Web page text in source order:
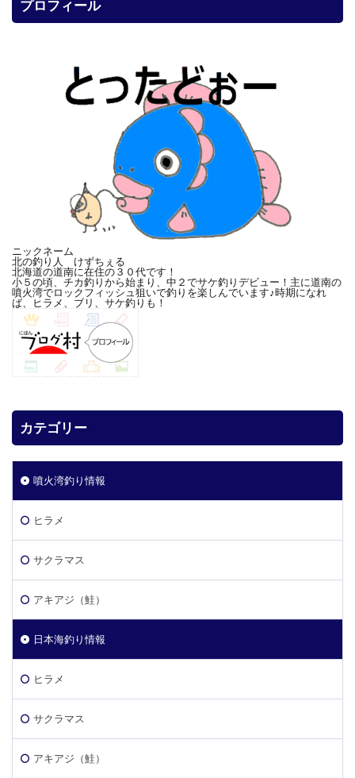
プロフィール
ニックネーム
北の釣り人 けずちぇる
北海道の道南に在住の３０代です！
小５の頃、チカ釣りから始まり、中２でサケ釣りデビュー！主に道南の
噴火湾でロックフィッシュ狙いで釣りを楽しんでいます♪時期になれ
ば、ヒラメ、ブリ、サケ釣りも！
カテゴリー
噴火湾釣り情報
ヒラメ
サクラマス
アキアジ（鮭）
日本海釣り情報
ヒラメ
サクラマス
アキアジ（鮭）